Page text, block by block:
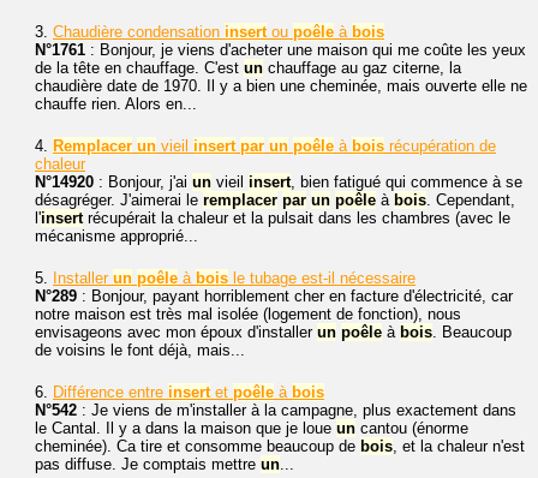
3. Chaudière condensation insertou poêle à bois
N°1761 : Bonjour, je viens d'acheter une maison qui me coûte les yeux
de la tête en chauffage. C'est un chauffage au gaz citerne, la
chaudière date de 1970. Il y a bien une cheminée, mais ouverte elle ne
chauffe rien. Alors en...
4. Remplacer un vieil insert par un poêle à bois récupération de
chaleur
N°14920 : Bonjour, j'ai un vieil insert, bien fatigué qui commence à se
désagréger. J'aimerai le remplacer par un poêle à bois. Cependant,
l'insertrécupérait la chaleur et la pulsait dans les chambres (avec le
mécanisme approprié...
5. Installer un poêle à bois le tubage est-il nécessaire
N°289 : Bonjour, payant horriblement cher en facture d'électricité, car
notre maison est très mal isolée (logement de fonction), nous
envisageons avec mon époux d'installer un poêle à bois. Beaucoup
de voisins le font déjà, mais...
6. Différence entre insertet poêle à bois
N°542 : Je viens de m'installer à la campagne, plus exactement dans
le Cantal. Il y a dans la maison que je loue un cantou (énorme
cheminée). Ca tire et consomme beaucoup de bois, et la chaleur n'est
pas diffuse. Je comptais mettre un...